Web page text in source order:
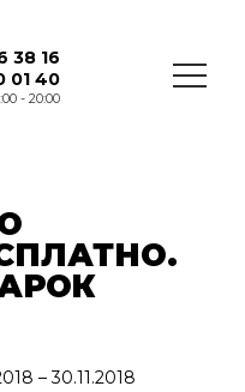
38 16
01 40
- 20:00
– 30.11.2018